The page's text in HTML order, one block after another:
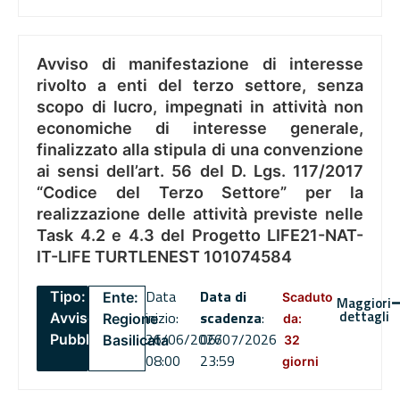
Avviso di manifestazione di interesse
rivolto a enti del terzo settore, senza
scopo di lucro, impegnati in attività non
economiche di interesse generale,
finalizzato alla stipula di una convenzione
ai sensi dell’art. 56 del D. Lgs. 117/2017
“Codice del Terzo Settore” per la
realizzazione delle attività previste nelle
Task 4.2 e 4.3 del Progetto LIFE21-NAT-
IT-LIFE TURTLENEST 101074584
Tipo:
Avviso
Pubblico
Ente:
Regione
Basilicata
Data
inizio:
26/06/2026
08:00
Data di
scadenza:
06/07/2026
23:59
Scaduto
da:
32
giorni
Maggiori
dettagli